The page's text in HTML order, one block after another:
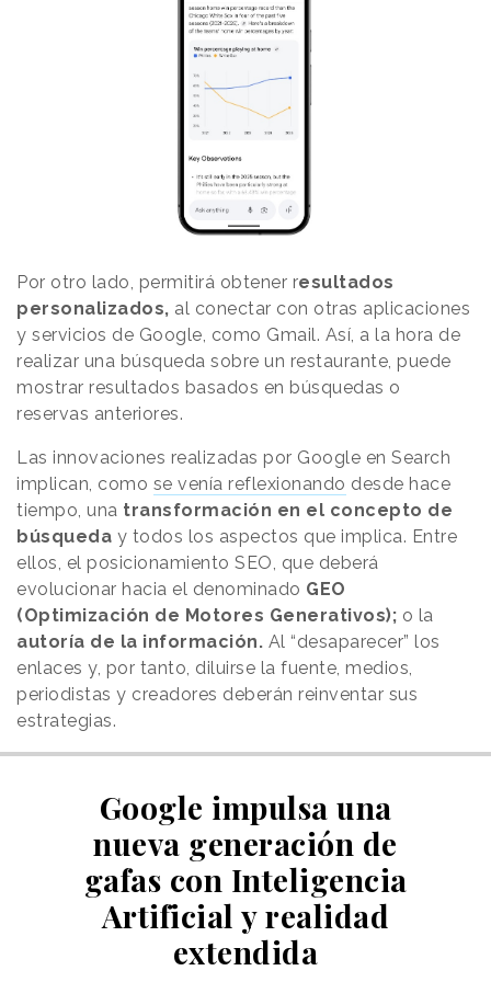
Por otro lado, permitirá obtener resultados
personalizados, al conectar con otras aplicaciones
y servicios de Google, como Gmail. Así, a la hora de
realizar una búsqueda sobre un restaurante, puede
mostrar resultados basados en búsquedas o
reservas anteriores.
Las innovaciones realizadas por Google en Search
implican, como se venía reflexionando desde hace
tiempo, una transformación en el concepto de
búsqueda y todos los aspectos que implica. Entre
ellos, el posicionamiento SEO, que deberá
evolucionar hacia el denominado GEO
(Optimización de Motores Generativos); o la
autoría de la información. Al “desaparecer” los
enlaces y, por tanto, diluirse la fuente, medios,
periodistas y creadores deberán reinventar sus
estrategias.
Google impulsa una
nueva generación de
gafas con Inteligencia
Artificial y realidad
extendida